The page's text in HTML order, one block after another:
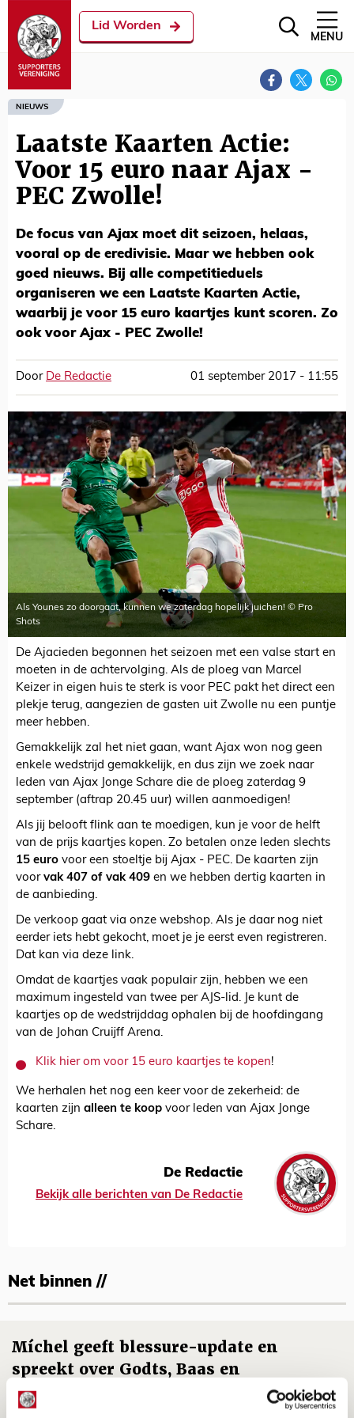
Lid Worden
MENU
NIEUWS
Laatste Kaarten Actie:
Voor 15 euro naar Ajax -
PEC Zwolle!
De focus van Ajax moet dit seizoen, helaas,
vooral op de eredivisie. Maar we hebben ook
goed nieuws. Bij alle competitieduels
organiseren we een Laatste Kaarten Actie,
waarbij je voor 15 euro kaartjes kunt scoren. Zo
ook voor Ajax - PEC Zwolle!
Door De Redactie 01 september 2017 - 11:55
Als Younes zo doorgaat, kunnen we zaterdag hopelijk juichen! © Pro
Shots
De Ajacieden begonnen het seizoen met een valse start en
moeten in de achtervolging. Als de ploeg van Marcel
Keizer in eigen huis te sterk is voor PEC pakt het direct een
plekje terug, aangezien de gasten uit Zwolle nu een puntje
meer hebben.
Gemakkelijk zal het niet gaan, want Ajax won nog geen
enkele wedstrijd gemakkelijk, en dus zijn we zoek naar
leden van Ajax Jonge Schare die de ploeg zaterdag 9
september (aftrap 20.45 uur) willen aanmoedigen!
Als jij belooft flink aan te moedigen, kun je voor de helft
van de prijs kaartjes kopen. Zo betalen onze leden slechts
15 euro voor een stoeltje bij Ajax - PEC. De kaarten zijn
voor vak 407 of vak 409 en we hebben dertig kaarten in
de aanbieding.
De verkoop gaat via onze webshop. Als je daar nog niet
eerder iets hebt gekocht, moet je je eerst even registreren.
Dat kan via deze link.
Omdat de kaartjes vaak populair zijn, hebben we een
maximum ingesteld van twee per AJS-lid. Je kunt de
kaartjes op de wedstrijddag ophalen bij de hoofdingang
van de Johan Cruijff Arena.
Klik hier om voor 15 euro kaartjes te kopen!
We herhalen het nog een keer voor de zekerheid: de
kaarten zijn alleen te koop voor leden van Ajax Jonge
Schare.
De Redactie
Bekijk alle berichten van De Redactie
Net binnen //
Míchel geeft blessure-update en
spreekt over Godts, Baas en
aanwinsten